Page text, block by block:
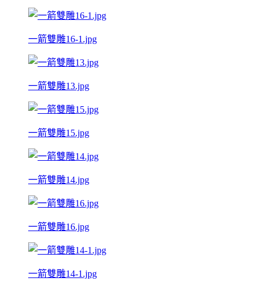
一箭雙雕16-1.jpg
一箭雙雕13.jpg
一箭雙雕15.jpg
一箭雙雕14.jpg
一箭雙雕16.jpg
一箭雙雕14-1.jpg